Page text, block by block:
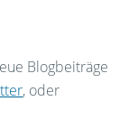
Blogbeiträge
, oder